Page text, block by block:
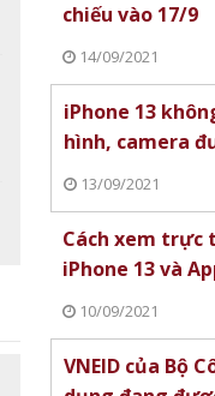
chiếu vào 17/9
14/09/2021
iPhone 13
hình, camera
13/09/2021
Cách xem trực
iPhone 13 và
10/09/2021
VNEID của Bộ